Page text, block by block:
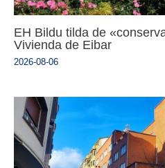
EH Bildu tilda de
Vivienda de Eibar
2026-08-06